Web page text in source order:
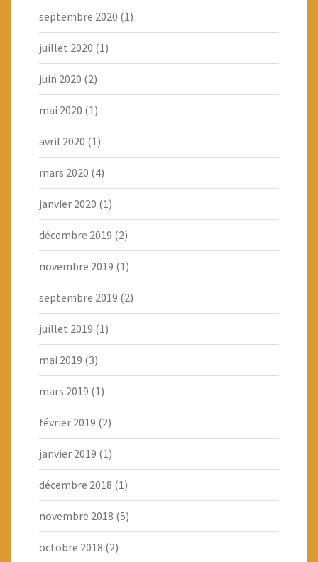
septembre 2020 (1)
juillet 2020 (1)
juin 2020 (2)
mai 2020 (1)
avril 2020 (1)
mars 2020 (4)
janvier 2020 (1)
décembre 2019 (2)
novembre 2019 (1)
septembre 2019 (2)
juillet 2019 (1)
mai 2019 (3)
mars 2019 (1)
février 2019 (2)
janvier 2019 (1)
décembre 2018 (1)
novembre 2018 (5)
octobre 2018 (2)